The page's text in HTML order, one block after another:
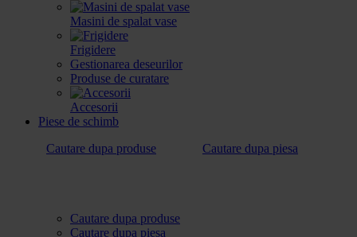
Masini de spalat vase
Frigidere
Gestionarea deseurilor
Produse de curatare
Accesorii
Piese de schimb
Cautare dupa produse
Cautare dupa piesa
Cautare dupa produse
Cautare dupa piesa